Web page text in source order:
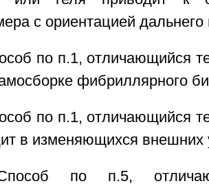
с ориентацией дальнего
по п.1, отличающийся
фибриллярного
по п.1, отличающийся
в изменяющихся внешних
по п.5,